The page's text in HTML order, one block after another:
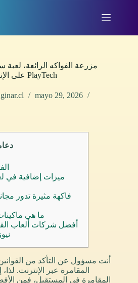
مزرعة الفواكه الرائعة، لعبة
على الإنترنت، لعبة قمار، من تطوير PlayTech
mayo 29, 2026
ميزات إضافية في
فاكهة مثيرة تدور
ما هي
أفضل شركات ألعاب
أنت مسؤول عن التأكد من
المقامرة عبر الإنترنت.
المقامرة في المستقبل، فمن